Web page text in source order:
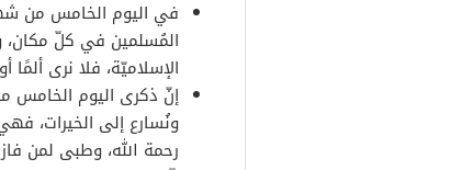
في اليوم الخامس من
المُسلمين في كلّ مكان،
الإسلاميّة، فلا نرى ألمًا
إنّ ذكرى اليوم الخامس
ونُسارع إلى الخيرات،
رحمة الله، وطبى لمن